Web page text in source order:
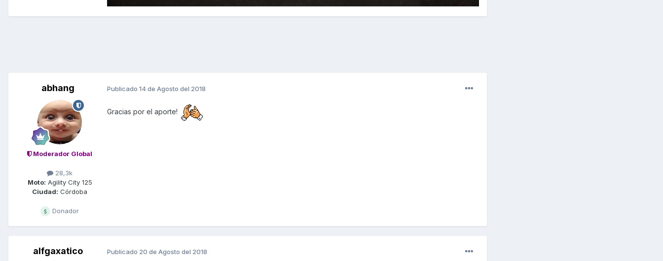
abhang
Moderador Global
28,3k
Moto: Agility City 125
Ciudad: Córdoba
Donador
Publicado 14 de Agosto del 2018
Gracias por el aporte!
alfgaxatico Publicado 20 de Agosto del 2018